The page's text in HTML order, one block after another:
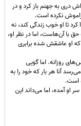
دری به جهنم باز کرد و در
نکرده است.
تا او خوب زندگی کند، نه
با آن‌هاست، اما در نظر او،
که او عاشقش شده برابری
روزانه. اما گویی
آنا هر بار که خود را به
است.
او آمده، اما می‌داند این